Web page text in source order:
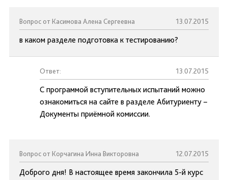
Вопрос от Касимова Алена Сергеевна 13.07.2015
в каком разделе подготовка к тестированию?
Ответ: 13.07.2015
С программой вступительных испытаний можно
ознакомиться на сайте в разделе Абитуриенту –
Документы приёмной комиссии.
Вопрос от Корчагина Инна Викторовна 12.07.2015
Доброго дня! В настоящее время закончила 5-й курс